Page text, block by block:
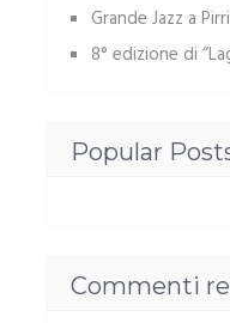
Grande Jazz a Pirri
8° edizione di
Popular
Commenti